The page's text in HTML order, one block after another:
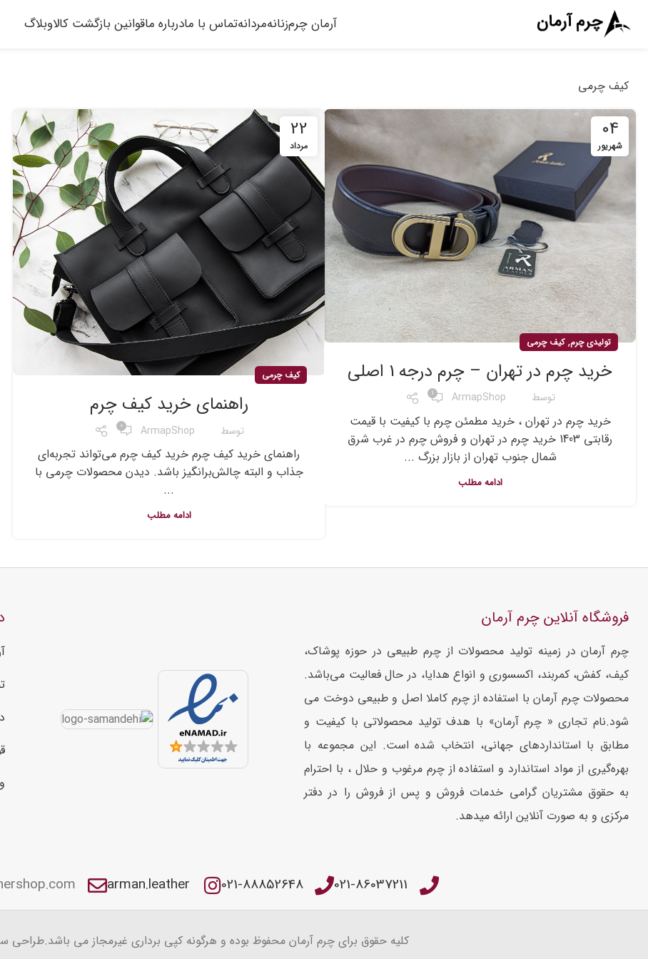
آرمان چرمزنانهمردانهتماس با مادرباره ماقوانین بازگشت کالاوبلاگ
کیف چرمی
04
شهریور
تولیدی چرم,کیف چرمی
خرید چرم در تهران – چرم درجه 1 اصلی
توسط ArmapShop
1
خرید چرم در تهران ، خرید مطمئن چرم با کیفیت با قیمت
رقابتی 1403 خرید چرم در تهران و فروش چرم در غرب شرق
شمال جنوب تهران از بازار بزرگ ...
ادامه مطلب
22
مرداد
کیف چرمی
راهنمای خرید کیف چرم
توسط ArmapShop
0
راهنمای خرید کیف چرم خرید کیف چرم می‌تواند تجربه‌ای
جذاب و البته چالش‌برانگیز باشد. دیدن محصولات چرمی با
...
ادامه مطلب
فروشگاه آنلاین چرم آرمان
چرم آرمان در زمینه تولید محصولات از چرم طبیعی در حوزه پوشاک،
کیف، کفش، کمربند، اکسسوری و انواع هدایا، در حال فعالیت می‌باشد.
محصولات چرم آرمان با استفاده از چرم کاملا اصل و طبیعی دوخت می
شود.نام تجاری « چرم آرمان» با هدف تولید محصولاتی با کیفیت و
مطابق با استانداردهای جهانی، انتخاب شده است. این مجموعه با
بهره‌گیری از مواد استاندارد و استفاده از چرم مرغوب و حلال ، با احترام
به حقوق مشتریان گرامی خدمات فروش و پس از فروش را در دفتر
مرکزی و به صورت آنلاین ارائه میدهد.
021-86037211
021-88852648
arman.leather
کلیه حقوق برای چرم آرمان محفوظ بوده و هرگونه کپی برداری غیرمجاز می باشد.طراحی